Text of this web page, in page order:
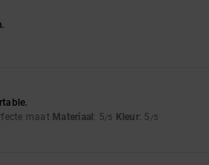
maat Materiaal : 5/5 Kleur: 5 /5